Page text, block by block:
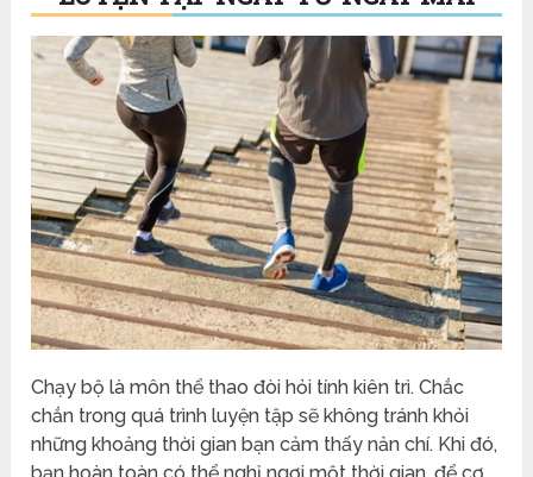
Chạy bộ là môn thể thao đòi hỏi tính kiên trì. Chắc
chắn trong quá trình luyện tập sẽ không tránh khỏi
những khoảng thời gian bạn cảm thấy nản chí. Khi đó,
bạn hoàn toàn có thể nghỉ ngơi một thời gian, để cơ